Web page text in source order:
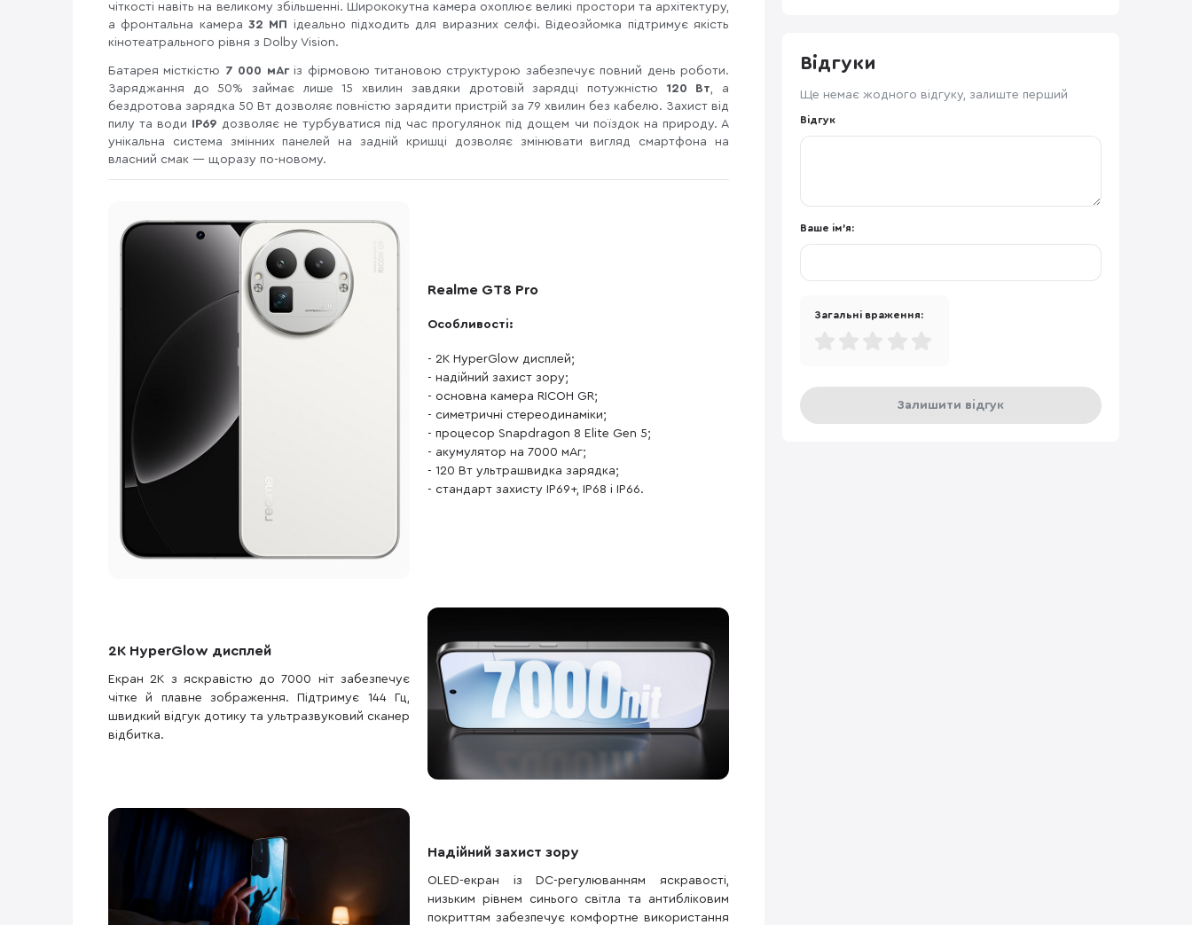
чіткості навіть на великому збільшенні. Ширококутна камера охоплює великі простори та архітектуру,
а фронтальна камера 32 МП ідеально підходить для виразних селфі. Відеозйомка підтримує якість
кінотеатрального рівня з Dolby Vision.
Батарея місткістю 7 000 мАгіз фірмовою титановою структурою забезпечує повний день роботи.
Заряджання до 50% займає лише 15 хвилин завдяки дротовій зарядці потужністю 120 Вт, а
бездротова зарядка 50 Вт дозволяє повністю зарядити пристрій за 79 хвилин без кабелю. Захист від
пилу та води IP69 дозволяє не турбуватися під час прогулянок під дощем чи поїздок на природу. А
унікальна система змінних панелей на задній кришці дозволяє змінювати вигляд смартфона на
власний смак — щоразу по-новому.
Realme GT8 Pro
Особливості:
- 2K HyperGlow дисплей;
- надійний захист зору;
- основна камера RICOH GR;
- симетричні стереодинаміки;
- процесор Snapdragon 8 Elite Gen 5;
- акумулятор на 7000 мАг;
- 120 Вт ультрашвидка зарядка;
- стандарт захисту IP69+, IP68 і IP66.
2K HyperGlow дисплей
Екран 2K з яскравістю до 7000 ніт забезпечує
чітке й плавне зображення. Підтримує 144 Гц,
швидкий відгук дотику та ультразвуковий сканер
відбитка.
Надійний захист зору
OLED-екран із DC-регулюванням яскравості,
низьким рівнем синього світла та антибліковим
покриттям забезпечує комфортне використання
Відгуки
Ще немає жодного відгуку, залиште перший
Відгук
Ваше ім'я:
Загальні враження:
Залишити відгук